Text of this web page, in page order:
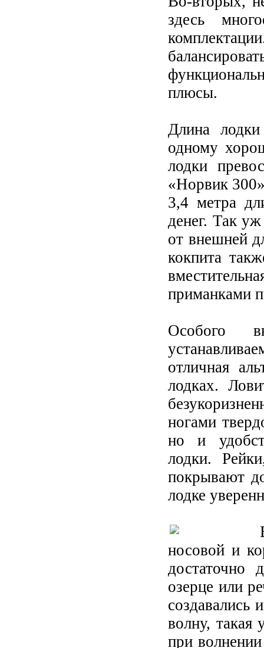
здесь
плюсы.
Длина
одному
лодки
«Норвик
3,4 метра
денег. Так
от внешней
кокпита
приманками
Особого
отличная
лодках.
ногами
но и
лодки.
покрывают
лодке
носовой и
достаточно
озерце или
создавались
волну,
при